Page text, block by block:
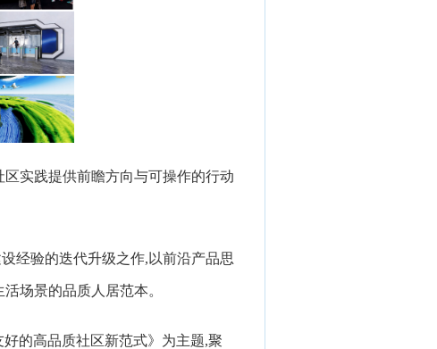
实践提供前瞻方向与可操作的行动
经验的迭代升级之作,以前沿产品思
场景的品质人居范本。
的高品质社区新范式》为主题,聚